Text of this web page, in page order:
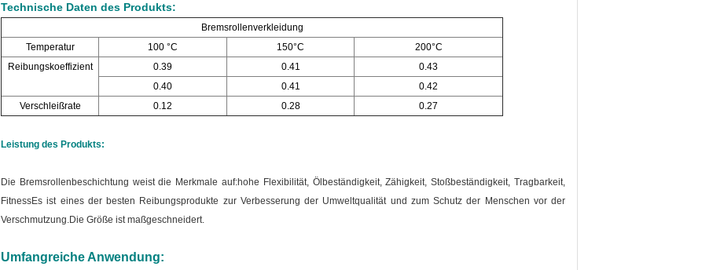
Technische Daten des Produkts:
Bremsrollenverkleidung
Temperatur
100 °C 150°C
200°C
Reibungskoeffizient
0.39 0.41
0.43
0.40
0.41
0.42
Verschleißrate
0.12 0.28 0.27
Leistung des Produkts:
Die Bremsrollenbeschichtung weist die Merkmale auf:hohe Flexibilität, Ölbeständigkeit, Zähigkeit, Stoßbeständigkeit, Tragbarkeit,
FitnessEs ist eines der besten Reibungsprodukte zur Verbesserung der Umweltqualität und zum Schutz der Menschen vor der
Verschmutzung.Die Größe ist maßgeschneidert.
Umfangreiche Anwendung: